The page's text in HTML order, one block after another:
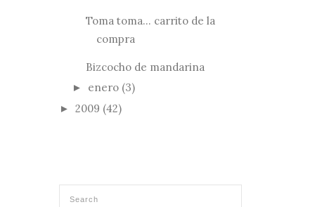
Toma toma... carrito de la
compra
Bizcocho de mandarina
► enero (3)
► 2009 (42)